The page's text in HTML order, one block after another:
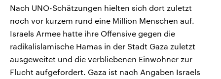
Nach UNO-Schätzungen hielten sich dort zuletzt
noch vor kurzem rund eine Million Menschen auf.
Israels Armee hatte ihre Offensive gegen die
radikalislamische Hamas in der Stadt Gaza zuletzt
ausgeweitet und die verbliebenen Einwohner zur
Flucht aufgefordert. Gaza ist nach Angaben Israels